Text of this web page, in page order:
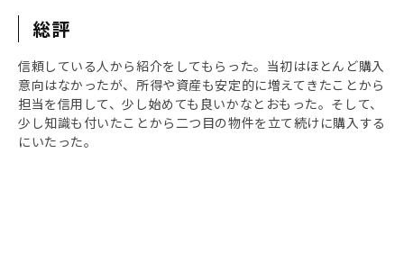
総評
信頼している人から紹介をしてもらった。当初はほとんど購入
意向はなかったが、所得や資産も安定的に増えてきたことから
担当を信用して、少し始めても良いかなとおもった。そして、
少し知識も付いたことから二つ目の物件を立て続けに購入する
にいたった。